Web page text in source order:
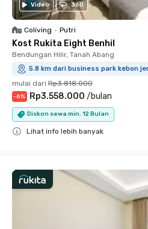
Video 360
Coliving • Putri
Kost Rukita Eight Benhil
Bendungan Hilir, Tanah Abang
5.8 km dari business park kebon
mulai dari Rp3.818.000
-6% Rp3.558.000 /bulan
Diskon sewa min. 12 Bulan
Lihat info lebih banyak